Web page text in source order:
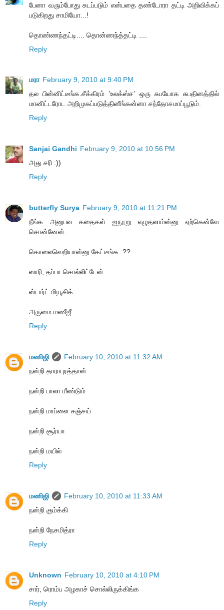
பேனா வரும்போது சுடப்படும் என்பதை தண்டோரா தட்டி அறிவிக்கப்
படுகிறது சாமியோ...!
தொண்ணந்தட்டி.... தொன்ணந்த்தட்டி ....
Reply
மரா February 9, 2010 at 9:40 PM
தல பின்னிட்டீங்க.சீக்கிரம் ’உலக்ஸ்ச’ ஒரு சுபயோக சுபதினத்தில்
மானிட்டரோட அறிமுகப்படுத்தினீங்கன்னா சந்தோசமாப்பூடும்.
Reply
Sanjai Gandhi February 9, 2010 at 10:56 PM
அது சரி :))
Reply
butterfly Surya February 9, 2010 at 11:21 PM
நீங்க அனுபவ கதைகள் ஐநூறு எழுதலாம்ன்னு ஏற்கென்வே
சொன்னேன்.
கொலைவெறியான்னு கேட்டீங்க..??
ஸாரி, தப்பா சொல்லிட்டேன்.
ஸ்டார்ட் மியூசிக்.
அருமை மணீஜீ..
Reply
மணிஜி
February 10, 2010 at 11:32 AM
நன்றி தாராபுரத்தான்
நன்றி பாலா மீண்டும்
நன்றி மாப்ளை சஞ்சய்
நன்றி சூர்யா
நன்றி மயில்
Reply
மணிஜி
February 10, 2010 at 11:33 AM
நன்றி கும்க்கி
நன்றி நேசமித்ரா
Reply
Unknown February 10, 2010 at 4:10 PM
சார், ரொம்ப அழகாச் சொல்லிருக்கிங்க
Reply